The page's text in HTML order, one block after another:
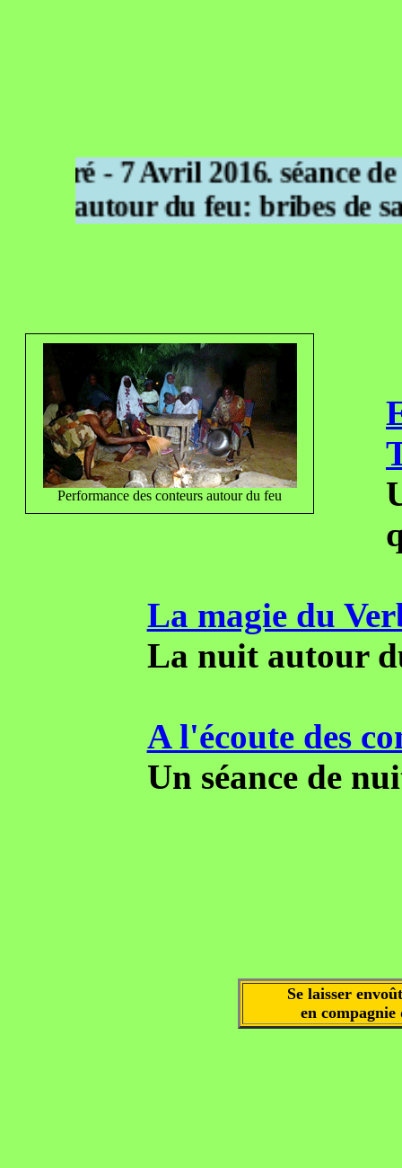
- 7 Avril 2016. séance
nuit autour du feu: bribes de
Performance des conteurs autour du feu
La magie du
La nuit autour
A l'écoute des
Un séance de
Se laisser
en